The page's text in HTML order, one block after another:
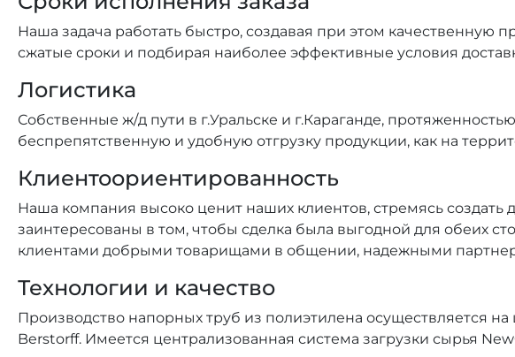
Наша задача работать быстро, создавая при этом качественную
сжатые сроки и подбирая наиболее эффективные условия
Логистика
Собственные ж/д пути в г.Уральске и г.Караганде,
беспрепятственную и удобную отгрузку продукции, как на
Клиентоориентированность
Наша компания высоко ценит наших клиентов, стремясь
заинтересованы в том, чтобы сделка была выгодной для обеих
клиентами добрыми товарищами в общении, надежными
Технологии и качество
Производство напорных труб из полиэтилена осуществляется
Berstorff. Имеется централизованная система загрузки сырья